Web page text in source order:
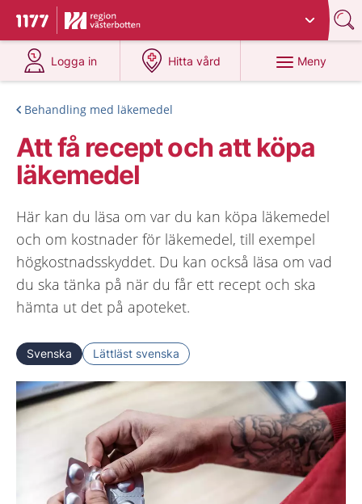
Till startsidan för 1177
Du har valt region
Logga in
på 1177.se
Hitta vård
på 1177.se
Meny
Behandling med läkemedel
Att få recept och att köpa
läkemedel
Här kan du läsa om var du kan köpa läkemedel
och om kostnader för läkemedel, till exempel
högkostnadsskyddet. Du kan också läsa om vad
du ska tänka på när du får ett recept och ska
hämta ut det på apoteket.
Svenska Lättläst svenska